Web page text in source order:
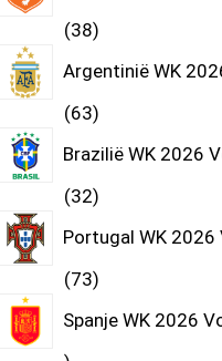
38
Argentinië WK
63
Brazilië WK 2026
32
Portugal WK
73
Spanje WK 2026